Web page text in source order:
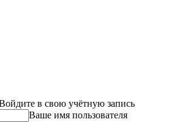
в свою учётную запись
Ваше имя пользователя